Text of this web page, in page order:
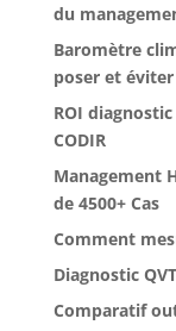
du
Baromètre
poser et éviter
ROI
CODIR
Management
de 4500+ Cas
Comment
Diagnostic
Comparatif